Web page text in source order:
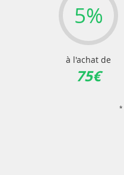
5%
à l'achat de
75€
*